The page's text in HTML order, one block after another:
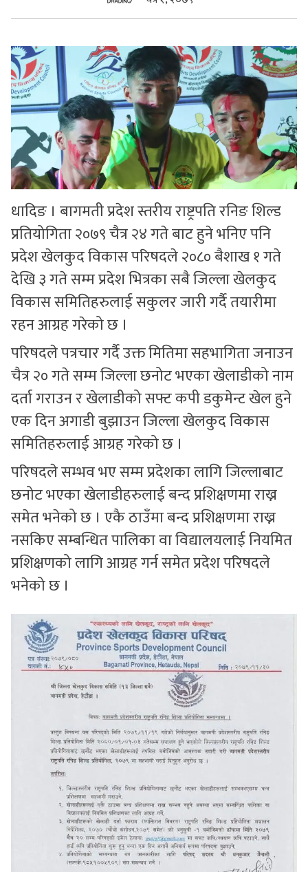
सुचनाहरु
स्वास्थ्य
भिडियो
धादिङ । बागमती प्रदेश स्तरीय राष्ट्रपति रनिङ शिल्ड
प्रतियोगिता २०७९ चैत्र २४ गते बाट हुने भनिए पनि
प्रदेश खेलकुद विकास परिषदले २०८० बैशाख १ गते
देखि ३ गते सम्म प्रदेश भित्रका सबै जिल्ला खेलकुद
विकास समितिहरुलाई सकुलर जारी गर्दै तयारीमा
रहन आग्रह गरेको छ ।
परिषदले पत्रचार गर्दै उक्त मितिमा सहभागिता जनाउन
चैत्र २० गते सम्म जिल्ला छनोट भएका खेलाडीको नाम
दर्ता गराउन र खेलाडीको सफ्ट कपी डकुमेन्ट खेल हुने
एक दिन अगाडी बुझाउन जिल्ला खेलकुद विकास
समितिहरुलाई आग्रह गरेको छ ।
परिषदले सम्भव भए सम्म प्रदेशका लागि जिल्लाबाट
छनोट भएका खेलाडीहरुलाई बन्द प्रशिक्षणमा राख्न
समेत भनेको छ । एकै ठाउँमा बन्द प्रशिक्षणमा राख्न
नसकिए सम्बन्धित पालिका वा विद्यालयलाई नियमित
प्रशिक्षणको लागि आग्रह गर्न समेत प्रदेश परिषदले
भनेको छ ।